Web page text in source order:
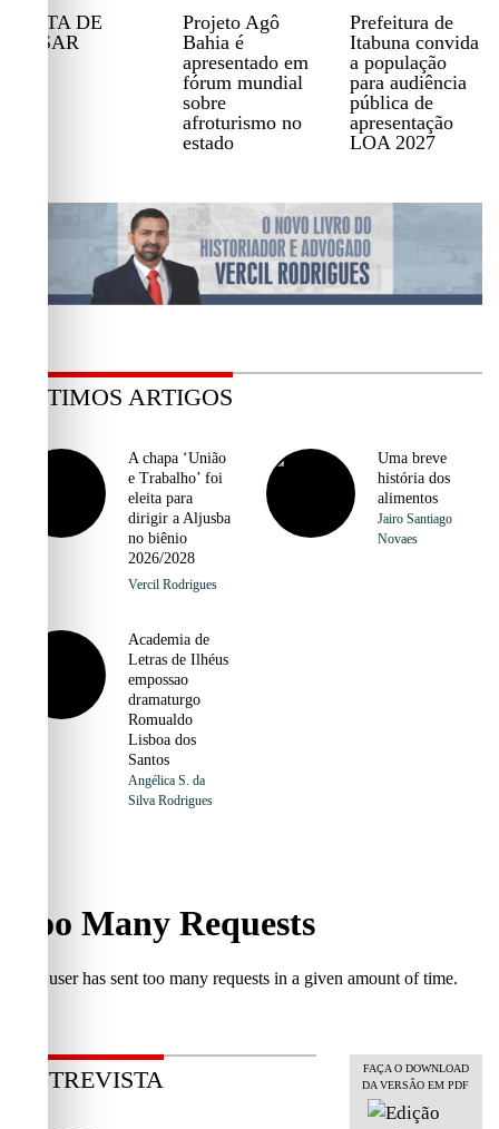
NOTA DE
PESAR
Projeto Agô
Bahia é
apresentado em
fórum mundial
sobre
afroturismo no
estado
Prefeitura de
Itabuna convida
a população
para audiência
pública de
apresentação
LOA 2027
ÚLTIMOS ARTIGOS
A chapa ‘União
e Trabalho’ foi
eleita para
dirigir a Aljusba
no biênio
2026/2028
Vercil Rodrigues
Uma breve
história dos
alimentos
Jairo Santiago
Novaes
Academia de
Letras de Ilhéus
empossao
dramaturgo
Romualdo
Lisboa dos
Santos
Angélica S. da
Silva Rodrigues
ENTREVISTA
FAÇA O DOWNLOAD
DA VERSÃO EM PDF